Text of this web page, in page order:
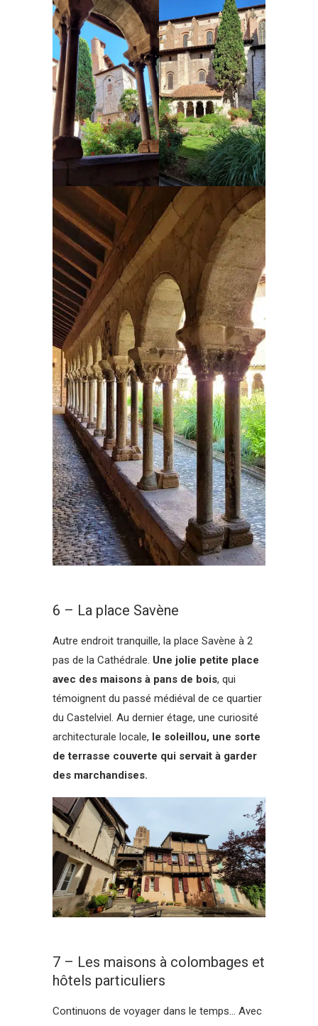
6 – La place Savène
Autre endroit tranquille, la place Savène à 2
pas de la Cathédrale. Une jolie petite place
avec des maisons à pans de bois, qui
témoignent du passé médiéval de ce quartier
du Castelviel. Au dernier étage, une curiosité
architecturale locale, le soleillou, une sorte
de terrasse couverte qui servait à garder
des marchandises.
7 – Les maisons à colombages et
hôtels particuliers
Continuons de voyager dans le temps… Avec